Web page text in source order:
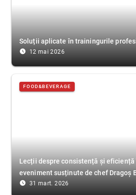
Soluții aplicate în trainingurile
access_time_filled 12 mai 2026
FOOD&BEVERAGE
Lecții despre consistență și eficiență
eveniment susținute de chef Dragoș
access_time_filled 31 mart. 2026